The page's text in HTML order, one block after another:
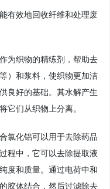
有效地回收纤维和处理废
为织物的精练剂，帮助去
）和浆料，使织物更加洁
良好的基础。其水解产生
它们从织物上分离。
氯化铝可以用于去除药品
程中，它可以去除提取液
度和质量。通过电荷中和
胶体结合，然后过滤除去